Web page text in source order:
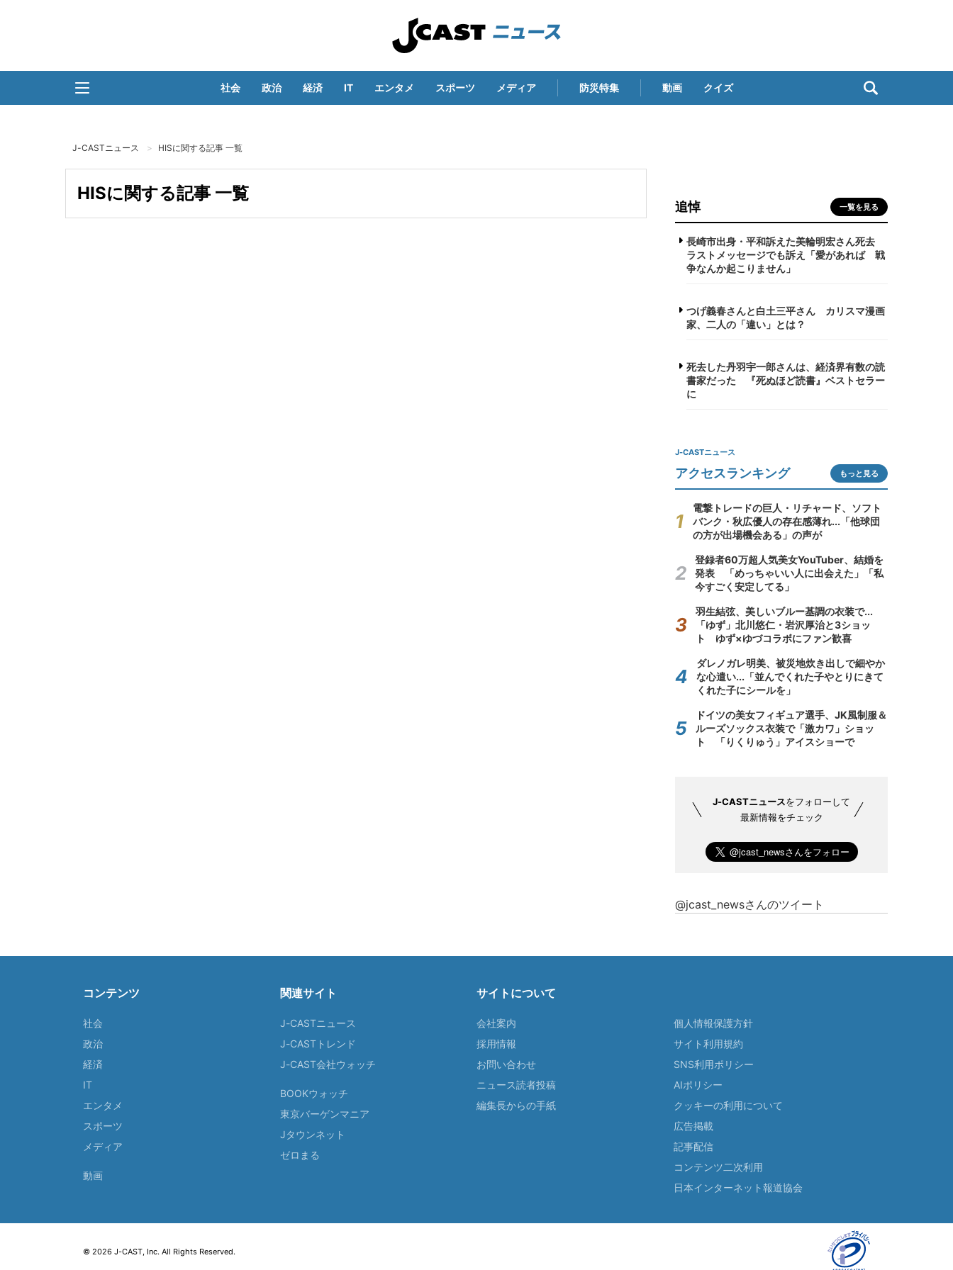
社会 政治 経済 IT エンタメ スポーツ メディア 防災特集 動画 クイズ
J-CASTニュース HISに関する記事 一覧
HISに関する記事 一覧
追悼 一覧を見る
長崎市出身・平和訴えた美輪明宏さん死去
ラストメッセージでも訴え「愛があれば 戦
争なんか起こりません」
つげ義春さんと白土三平さん カリスマ漫画
家、二人の「違い」とは？
死去した丹羽宇一郎さんは、経済界有数の読
書家だった 『死ぬほど読書』ベストセラー
に
J-CASTニュース
アクセスランキング もっと見る
電撃トレードの巨人・リチャード、ソフト
バンク・秋広優人の存在感薄れ...「他球団
の方が出場機会ある」の声が
登録者60万超人気美女YouTuber、結婚を
発表 「めっちゃいい人に出会えた」「私
今すごく安定してる」
羽生結弦、美しいブルー基調の衣装で...
「ゆず」北川悠仁・岩沢厚治と3ショッ
ト ゆず×ゆづコラボにファン歓喜
ダレノガレ明美、被災地炊き出しで細やか
な心遣い...「並んでくれた子やとりにきて
くれた子にシールを」
ドイツの美女フィギュア選手、JK風制服＆
ルーズソックス衣装で「激カワ」ショッ
ト 「りくりゅう」アイスショーで
J-CASTニュースをフォローして
最新情報をチェック
@jcast_newsさんのツイート
コンテンツ
社会
政治
経済
IT
エンタメ
スポーツ
メディア
動画
関連サイト
J-CASTニュース
J-CASTトレンド
J-CAST会社ウォッチ
BOOKウォッチ
東京バーゲンマニア
Jタウンネット
ゼロまる
サイトについて
会社案内
採用情報
お問い合わせ
ニュース読者投稿
編集長からの手紙
個人情報保護方針
サイト利用規約
SNS利用ポリシー
AIポリシー
クッキーの利用について
広告掲載
記事配信
コンテンツ二次利用
日本インターネット報道協会
© 2026 J-CAST, Inc. All Rights Reserved.